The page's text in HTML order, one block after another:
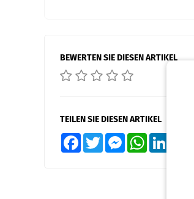
BEWERTEN SIE DIESEN ARTIKEL
TEILEN SIE DIESEN ARTIKEL
FacebookTwitter MessengerWhatsApp